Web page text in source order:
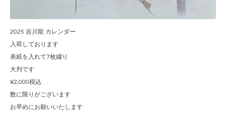
2025 吉川龍 カレンダー
入荷しております
表紙を入れて7枚綴り
大判です
¥2,000税込
数に限りがございます
お早めにお願いいたします